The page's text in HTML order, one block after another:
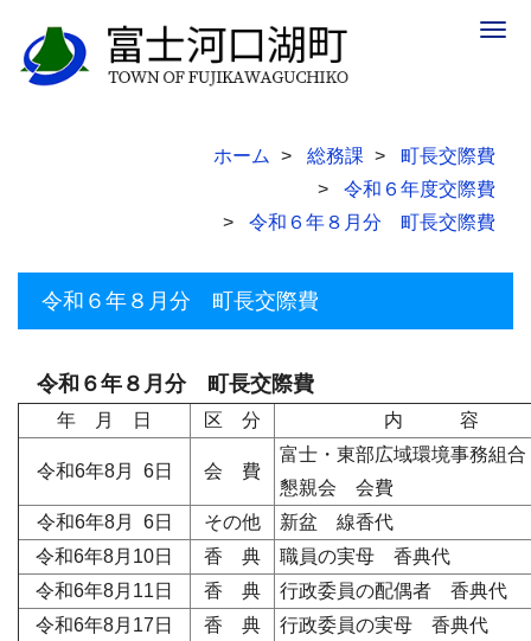
ホーム 総務課
町長交際費
令和６年度交際費
令和６年８月分 町長交際費
令和６年８月分 町長交際費
令和６年８月分 町長交際費
年 月 日 区 分 内 容
令和6年8月 6日 会 費
富士・東部広域環境事務組合
懇親会 会費
令和6年8月 6日
その他
新盆 線香代
令和6年8月10日
香 典
職員の実母 香典代
令和6年8月11日
香 典
行政委員の配偶者 香典代
令和6年8月17日
香 典
行政委員の実母 香典代